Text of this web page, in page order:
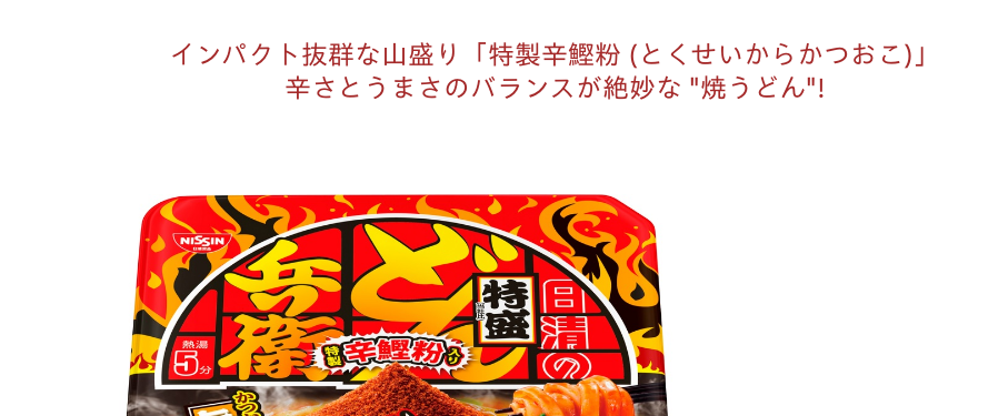
インパクト抜群な山盛り「特製辛鰹粉 (とくせいからかつおこ)」
辛さとうまさのバランスが絶妙な "焼うどん"!